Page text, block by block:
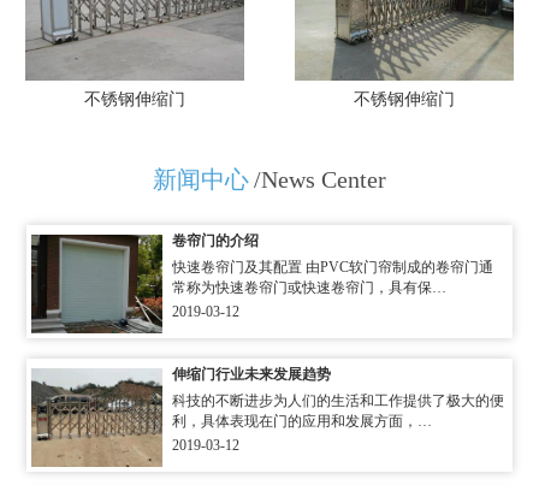
不锈钢伸缩门 不锈钢伸缩门
新闻中心/News Center
卷帘门的介绍
快速卷帘门及其配置 由PVC软门帘制成的卷帘门通
常称为快速卷帘门或快速卷帘门，具有保…
2019-03-12
伸缩门行业未来发展趋势
科技的不断进步为人们的生活和工作提供了极大的便
利，具体表现在门的应用和发展方面，…
2019-03-12